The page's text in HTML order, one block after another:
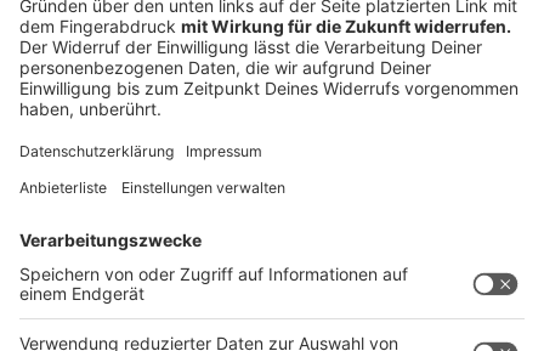
Gesundheitsminister Karl-Josef Laumann richtig liegt,
wenn er vermutet "dass viele Anbieter schon in den
Startlöchern stehen und nur auf die Rechtssicherheit
gewartet haben."
Anzeige
Anzeige